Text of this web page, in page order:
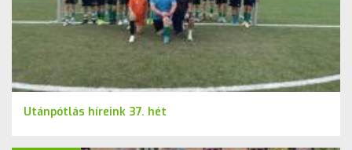
Utánpótlás híreink 37. hét